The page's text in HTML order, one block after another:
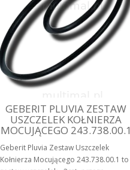
GEBERIT PLUVIA ZESTAW
USZCZELEK KOŁNIERZA
MOCUJĄCEGO 243.738.00.1
Geberit Pluvia Zestaw Uszczelek
Kołnierza Mocującego 243.738.00.1 to